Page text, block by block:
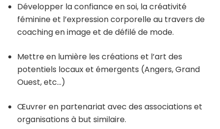
Développer la confiance en soi, la créativité
féminine et l’expression corporelle au travers de
coaching en image et de défilé de mode.
Mettre en lumière les créations et l’art des
potentiels locaux et émergents (Angers, Grand
Ouest, etc…)
Œuvrer en partenariat avec des associations et
organisations à but similaire.